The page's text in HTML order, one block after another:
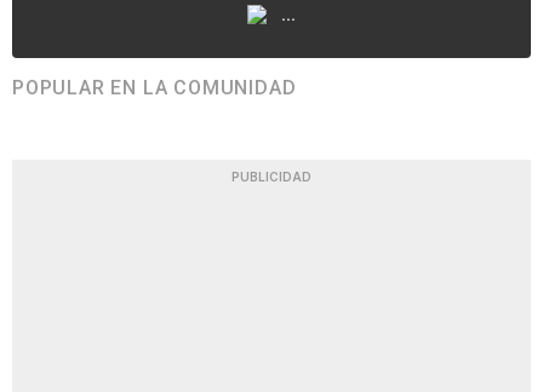
...
POPULAR EN LA COMUNIDAD
PUBLICIDAD